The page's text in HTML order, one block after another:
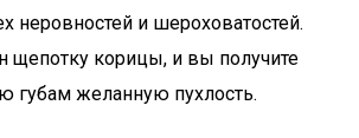
неровностей и шероховатостей.
щепотку корицы, и вы получите
губам желанную пухлость.